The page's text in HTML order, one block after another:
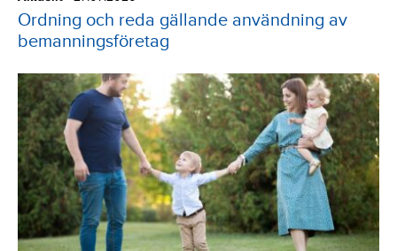
Ordning och reda gällande användning av
bemanningsföretag